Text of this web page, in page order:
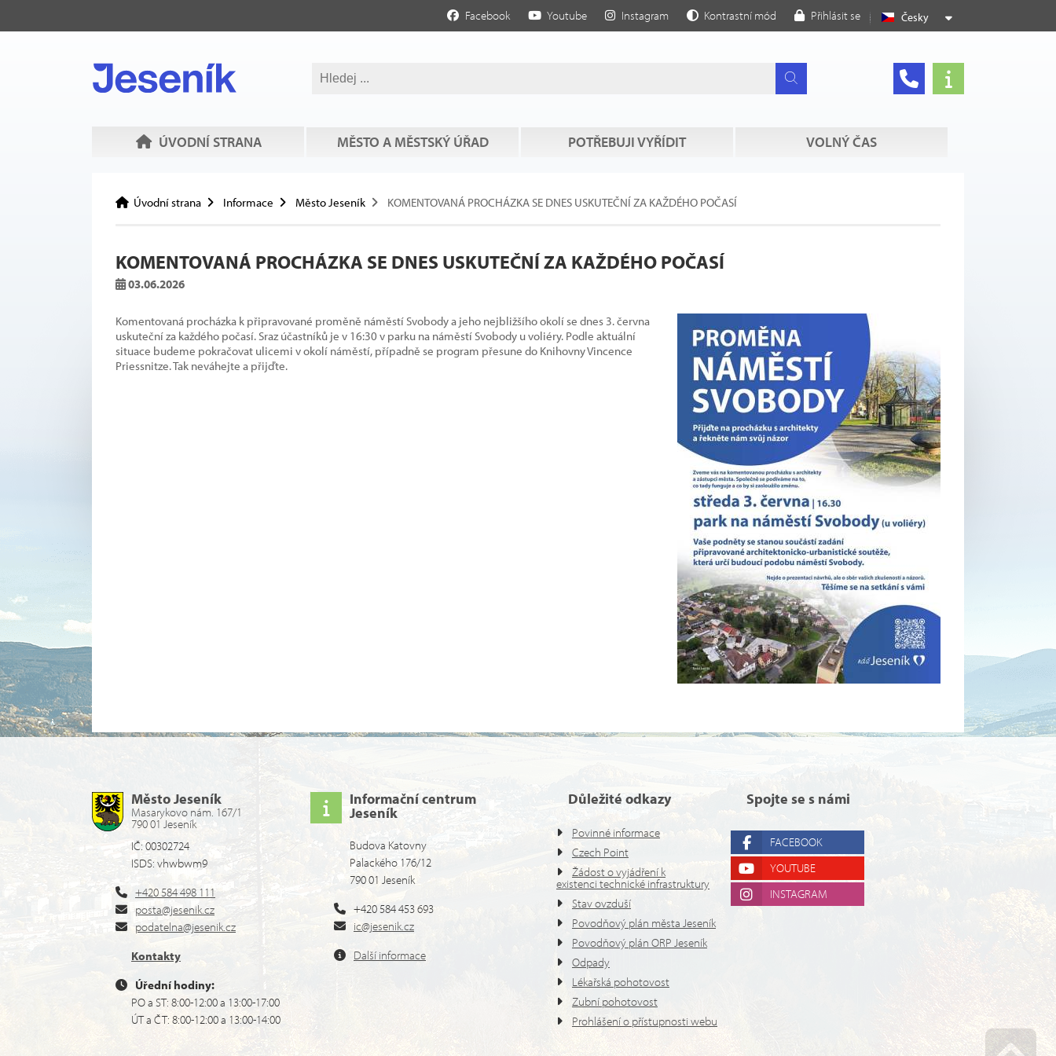
Česky
Facebook Youtube Instagram Kontrastní mód Přihlásit se
ÚVODNÍ STRANA MĚSTO A MĚSTSKÝ ÚŘAD POTŘEBUJI VYŘÍDIT VOLNÝ ČAS
Úvodní strana Informace Město Jeseník KOMENTOVANÁ PROCHÁZKA SE DNES USKUTEČNÍ ZA KAŽDÉHO POČASÍ
KOMENTOVANÁ PROCHÁZKA SE DNES USKUTEČNÍ ZA KAŽDÉHO POČASÍ
03.06.2026
Komentovaná procházka k připravované proměně náměstí Svobody a jeho nejbližšího okolí se dnes 3. června
uskuteční za každého počasí. Sraz účastníků je v 16:30 v parku na náměstí Svobody u voliéry. Podle aktuální
situace budeme pokračovat ulicemi v okolí náměstí, případně se program přesune do Knihovny Vincence
Priessnitze. Tak neváhejte a přijďte.
Město Jeseník
Masarykovo nám. 167/1
790 01 Jeseník
IČ: 00302724
ISDS: vhwbwm9
+420 584 498 111
posta@jesenik.cz
podatelna@jesenik.cz
Kontakty
Úřední hodiny:
PO a ST: 8:00-12:00 a 13:00-17:00
ÚT a ČT: 8:00-12:00 a 13:00-14:00
Informační centrum
Jeseník
Budova Katovny
Palackého 176/12
790 01 Jeseník
+420 584 453 693
ic@jesenik.cz
Další informace
Důležité odkazy
Povinné informace
Czech Point
Žádost o vyjádření k
existenci technické infrastruktury
Stav ovzduší
Povodňový plán města Jeseník
Povodňový plán ORP Jeseník
Odpady
Lékařská pohotovost
Zubní pohotovost
Prohlášení o přístupnosti webu
Spojte se s námi
FACEBOOK
YOUTUBE
INSTAGRAM